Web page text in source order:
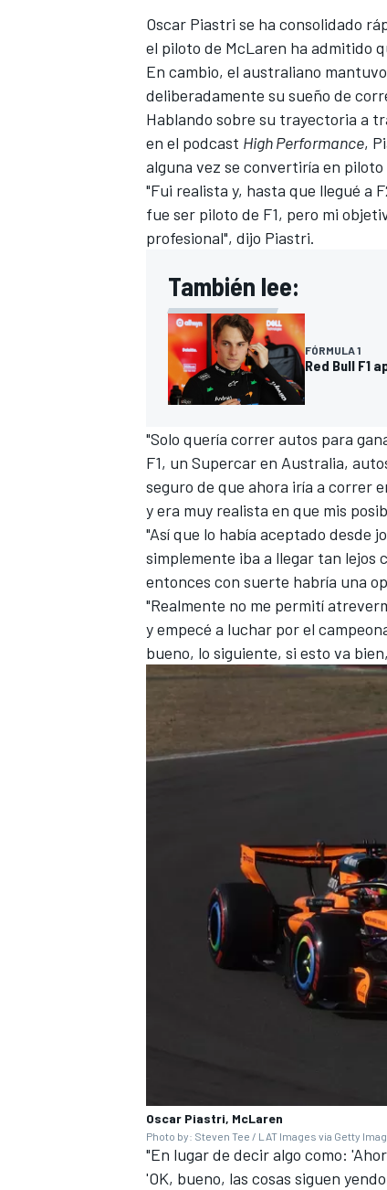
FÓRMULA E
WRC
Oscar Piastri se ha consolidado
el piloto de McLaren ha admitido
En cambio, el australiano
deliberadamente su sueño de
Hablando sobre su trayectoria a
en el podcast High Performance,
alguna vez se convertiría en
"Fui realista y, hasta que llegué a
fue ser piloto de F1, pero mi
profesional", dijo Piastri.
También lee:
FÓRMULA 1
Red Bull F1
"Solo quería correr autos para
F1, un Supercar en Australia,
seguro de que ahora iría a correr
y era muy realista en que mis
"Así que lo había aceptado desde
simplemente iba a llegar tan lejos
entonces con suerte habría una
"Realmente no me permití
y empecé a luchar por el
bueno, lo siguiente, si esto va
Oscar Piastri, McLaren
Photo by: Steven Tee / LAT Images via Getty
"En lugar de decir algo como:
'OK, bueno, las cosas siguen